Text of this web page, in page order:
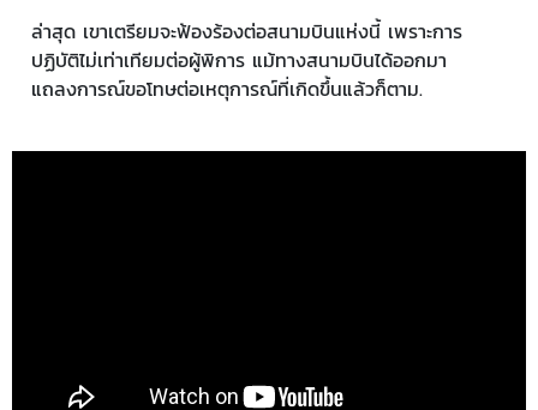
ล่าสุด เขาเตรียมจะฟ้องร้องต่อสนามบินแห่งนี้ เพราะการ
ปฏิบัติไม่เท่าเทียมต่อผู้พิการ แม้ทางสนามบินได้ออกมา
แถลงการณ์ขอโทษต่อเหตุการณ์ที่เกิดขึ้นแล้วก็ตาม.